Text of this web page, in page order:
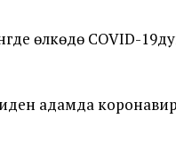
өлкөдө COVID-
адамда